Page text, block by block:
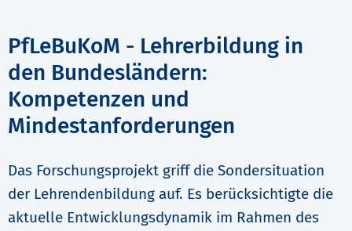
PfLeBuKoM - Lehrerbildung in
den Bundesländern:
Kompetenzen und
Mindestanforderungen
Das Forschungsprojekt griff die Sondersituation
der Lehrendenbildung auf. Es berücksichtigte die
aktuelle Entwicklungsdynamik im Rahmen des